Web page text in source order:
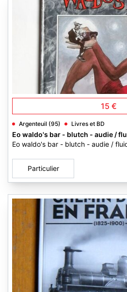
15 €
Argenteuil (95) Livres et BD
Eo waldo's bar - blutch - audie /
Eo waldo's bar - blutch - audie /
Particulier